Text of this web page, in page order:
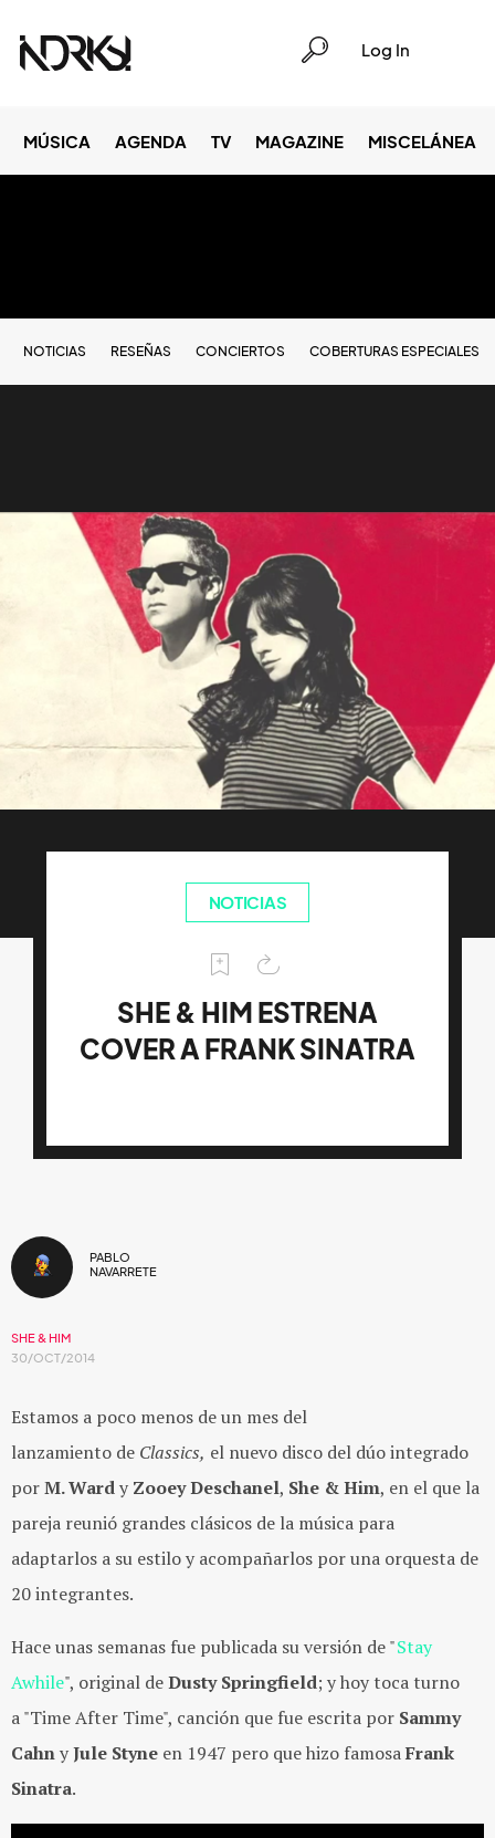
Log In
MÚSICA AGENDA TV MAGAZINE MISCELÁNEA
NOTICIAS RESEÑAS CONCIERTOS COBERTURAS ESPECIALES
NOTICIAS
SHE & HIM ESTRENA
COVER A FRANK SINATRA
PABLO
NAVARRETE
SHE & HIM
30/OCT/2014
Estamos a poco menos de un mes del
lanzamiento de Classics, el nuevo disco del dúo integrado
porM. Wardy Zooey Deschanel, She & Him, en el que la
pareja reunió grandes clásicos de la música para
adaptarlos a su estilo y acompañarlos por una orquesta de
20 integrantes.
Hace unas semanas fue publicada su versión de "Stay
Awhile", original deDusty Springfield; y hoy toca turno
a "Time After Time", canción que fue escrita por Sammy
CahnyJule Styne en 1947 pero que hizo famosaFrank
Sinatra.